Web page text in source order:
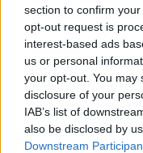
section to confirm
opt-out request is
interest-based ads
us or personal
your opt-out. You may
disclosure of your
IAB’s list of
also be disclosed by
Downstream